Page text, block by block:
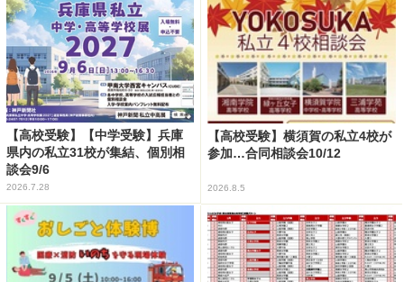
【高校受験】【中学受験】兵庫
県内の私立31校が集結、個別相
談会9/6
2026.7.28
【高校受験】横須賀の私立4校が
参加…合同相談会10/12
2026.8.5